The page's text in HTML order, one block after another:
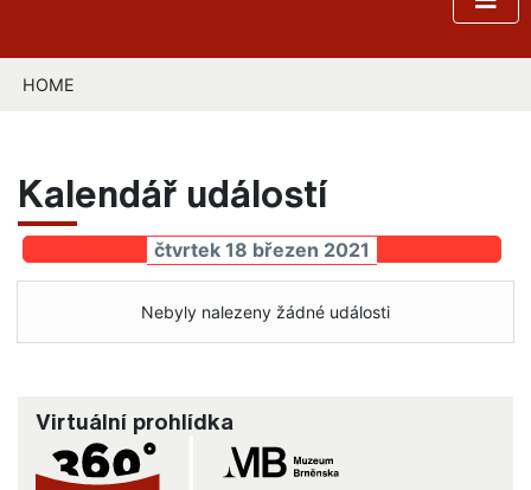
HOME
Kalendář událostí
čtvrtek 18 březen 2021
Nebyly nalezeny žádné události
Virtuální prohlídka